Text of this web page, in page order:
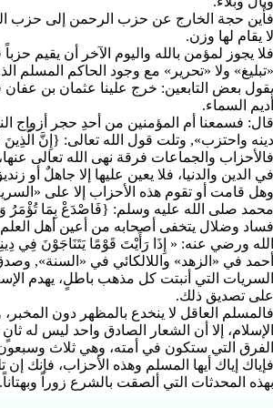
فأَين حجة الخارج عن حزب الرحمن إلى حزب
لا يقام لها وزن.
فلا يجوز لمؤمن بالله واليوم الآخر أن يقيم
«تبليغ» ولا «تحرير» مع وجود الحاكم المسلم
يقول بعض التابعين: خرج علينا عثمان بن عفان
أديم السماء.
قال: فسمعنا أم المؤمنين من أحدِ حجر أزواج
دينه واحتزب», وتلت قول الله تعالى: {إِنَّ
فالأحزاب والجماعات فرقة نهى الله تعالى
في الدين والدنيا، فلا يعين عليها إلا جاهلٌ أو
وهل قامت أو تقوم هذه الأحزاب إلا على
محمد صلى الله عليه وسلم: {فَاصْدَعْ بِمَا تُؤْمَرُ
فساد وضلال يتخفى أصحابه من أعين أهل
الله ورضي عنه: « إِذَا رَأَيْتَ قَوْمًا يَتَنَاجَوْنَ فِي
أحمد في «الزهد» واللالكائي في «السنة»,
السريات التي أنبتت كل مذهب باطلٍ، يهدم
على تصديق ذلك.
فالمسلم العاقل لا ينخدع بالمظهر دون المخبر،
الإسلام، إلا أن الشعار الصادق واحد ليس له
الفرق التي ستكون في أمته، وهي ثلاث
فإياك إياك أيها المسلم وهذه الأحزاب، فإنك
بهذه المحدثات التي ألصقت بالشرع زوراً وبهتاناً.